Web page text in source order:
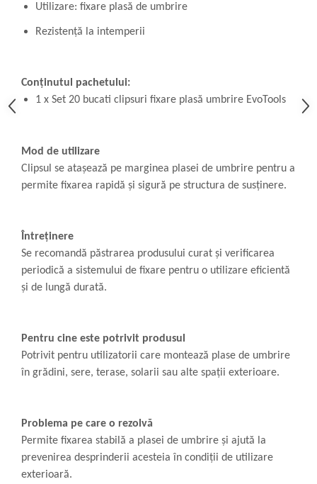
Utilizare: fixare plasă de umbrire
Rezistență la intemperii
Conținutul pachetului:
1 x Set 20 bucati clipsuri fixare plasă umbrire EvoTools
Mod de utilizare
Clipsul se atașează pe marginea plasei de umbrire pentru a
permite fixarea rapidă și sigură pe structura de susținere.
Întreținere
Se recomandă păstrarea produsului curat și verificarea
periodică a sistemului de fixare pentru o utilizare eficientă
și de lungă durată.
Pentru cine este potrivit produsul
Potrivit pentru utilizatorii care montează plase de umbrire
în grădini, sere, terase, solarii sau alte spații exterioare.
Problema pe care o rezolvă
Permite fixarea stabilă a plasei de umbrire și ajută la
prevenirea desprinderii acesteia în condiții de utilizare
exterioară.